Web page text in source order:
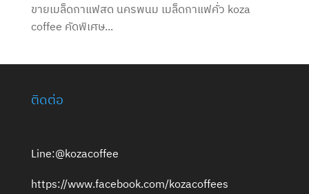
ขายเมล็ดกาแฟสด นครพนม เมล็ดกาแฟคั่ว koza
coffee คัดพิเศษ...
ติดต่อ
Line:@kozacoffee
https://www.facebook.com/kozacoffees